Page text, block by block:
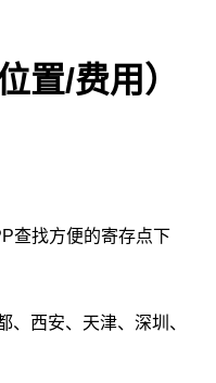
置/费用）
查找方便的寄存点下
西安、天津、深圳、